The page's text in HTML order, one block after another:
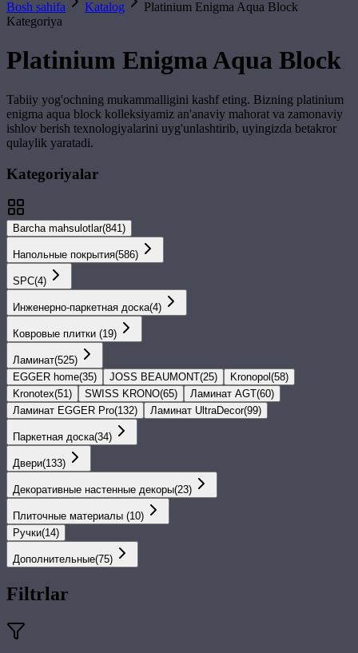
Bosh sahifa Katalog
Platinium Enigma Aqua Block
Kategoriya
Platinium Enigma Aqua Block
Tabiiy yog'ochning mukammalligini kashf eting. Bizning platinium
enigma aqua block kolleksiyamiz an'anaviy mahorat va zamonaviy
ishlov berish texnologiyalarini uyg'unlashtirib, uyingizda betakror
qulaylik yaratadi.
Kategoriyalar
Barcha mahsulotlar(841)
Напольные покрытия(586)
SPС(4)
Инженерно-паркетная доска(4)
Ковровые плитки (19)
Ламинат(525)
EGGER home(35) JOSS BEAUMONT(25) Kronopol (58)
Kronotex(51) SWISS KRONO(65) Ламинат AGT(60)
Ламинат EGGER Pro(132) Ламинат UltraDecor(99)
Паркетная доска(34)
Двери(133)
Декоративные настенные декоры(23)
Плиточные материалы (10)
Ручки(14)
Дополнительные(75)
Filtrlar